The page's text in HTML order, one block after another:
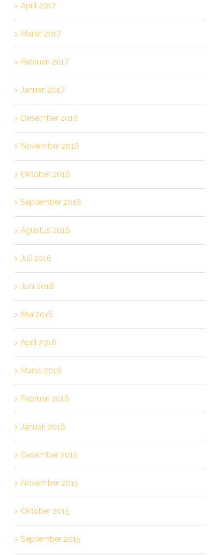
April 2017
Maret 2017
Februari 2017
Januari 2017
Desember 2016
November 2016
Oktober 2016
September 2016
Agustus 2016
Juli 2016
Juni 2016
Mei 2016
April 2016
Maret 2016
Februari 2016
Januari 2016
Desember 2015
November 2015
Oktober 2015
September 2015